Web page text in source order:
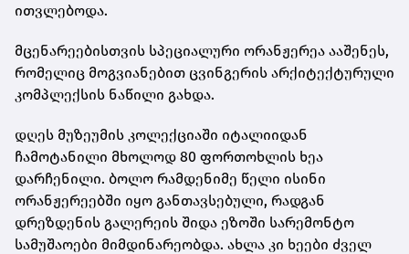
ითვლებოდა.
მცენარეებისთვის სპეციალური ორანჟერეა ააშენეს,
რომელიც მოგვიანებით ცვინგერის არქიტექტურული
კომპლექსის ნაწილი გახდა.
დღეს მუზეუმის კოლექციაში იტალიიდან
ჩამოტანილი მხოლოდ 80 ფორთოხლის ხეა
დარჩენილი. ბოლო რამდენიმე წელი ისინი
ორანჟერეებში იყო განთავსებული, რადგან
დრეზდენის გალერეის შიდა ეზოში სარემონტო
სამუშაოები მიმდინარეობდა. ახლა კი ხეები ძველ